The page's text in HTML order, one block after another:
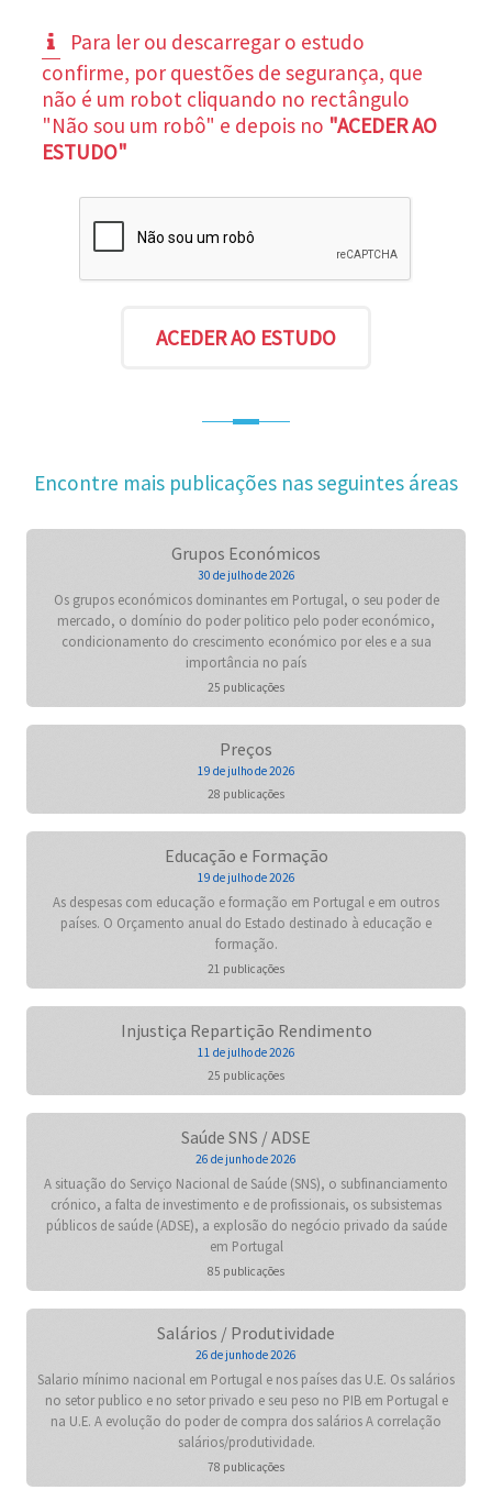
Para ler ou descarregar o estudo
confirme, por questões de segurança, que
não é um robot cliquando no rectângulo
"Não sou um robô" e depois no "ACEDER AO
ESTUDO"
Encontre mais publicações nas seguintes áreas
Grupos Económicos
30 de julho de 2026
Os grupos económicos dominantes em Portugal, o seu poder de
mercado, o domínio do poder politico pelo poder económico,
condicionamento do crescimento económico por eles e a sua
importância no país
25 publicações
Preços
19 de julho de 2026
28 publicações
Educação e Formação
19 de julho de 2026
As despesas com educação e formação em Portugal e em outros
países. O Orçamento anual do Estado destinado à educação e
formação.
21 publicações
Injustiça Repartição Rendimento
11 de julho de 2026
25 publicações
Saúde SNS / ADSE
26 de junho de 2026
A situação do Serviço Nacional de Saúde (SNS), o subfinanciamento
crónico, a falta de investimento e de profissionais, os subsistemas
públicos de saúde (ADSE), a explosão do negócio privado da saúde
em Portugal
85 publicações
Salários / Produtividade
26 de junho de 2026
Salario mínimo nacional em Portugal e nos países das U.E. Os salários
no setor publico e no setor privado e seu peso no PIB em Portugal e
na U.E. A evolução do poder de compra dos salários A correlação
salários/produtividade.
78 publicações